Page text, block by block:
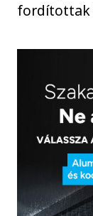
fordítottak